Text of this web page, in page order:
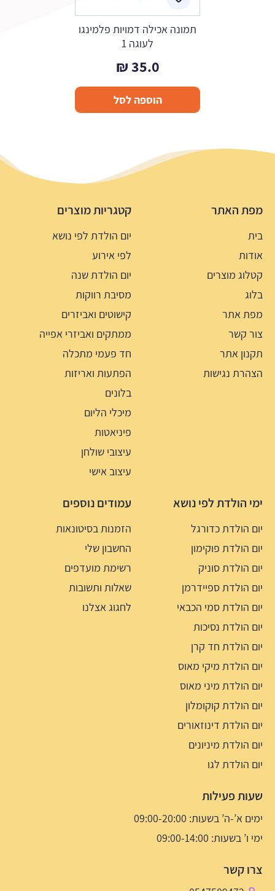
תמונה אכילה דמויות פלמינגו
לעוגה 1
35.0
₪
הוספה לסל
מפת האתר
בית
אודות
קטלוג מוצרים
בלוג
מפת אתר
צור קשר
תקנון אתר
הצהרת נגישות
קטגריות מוצרים
יום הולדת לפי נושא
לפי אירוע
יום הולדת שנה
מסיבת רווקות
קישוטים ואביזרים
ממתקים ואביזרי אפייה
חד פעמי מתכלה
הפתעות ואריזות
בלונים
מיכלי הליום
פיניאטות
עיצובי שולחן
עיצוב אישי
ימי הולדת לפי נושא
יום הולדת כדורגל
יום הולדת פוקימון
יום הולדת סוניק
יום הולדת ספיידרמן
יום הולדת סמי הכבאי
יום הולדת נסיכות
יום הולדת חד קרן
יום הולדת מיקי מאוס
יום הולדת מיני מאוס
יום הולדת קוקומלון
יום הולדת דינוזאורים
יום הולדת מיניונים
יום הולדת לגו
עמודים נוספים
הזמנות בסיטונאות
החשבון שלי
רשימת מועדפים
שאלות ותשובות
לחגוג אצלנו
שעות פעילות
ימים א’-ה’ בשעות: 09:00-20:00
ימי ו’ בשעות: 09:00-14:00
צרו קשר